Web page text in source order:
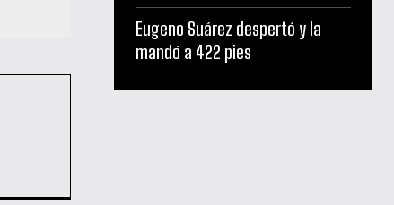
Eugeno Suárez despertó y la
mandó a 422 pies